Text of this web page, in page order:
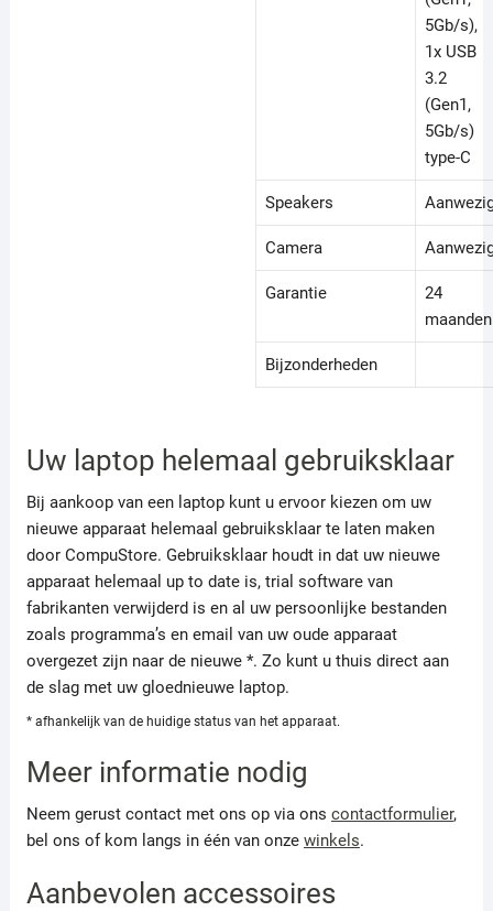
5Gb/s),
1x USB
3.2
(Gen1,
5Gb/s)
type-C
Speakers
Camera
Garantie
24
maanden
Bijzonderheden
Uw laptop helemaal gebruiksklaar
Bij aankoop van een laptop kunt u ervoor kiezen om uw
nieuwe apparaat helemaal gebruiksklaar te laten maken
door CompuStore. Gebruiksklaar houdt in dat uw nieuwe
apparaat helemaal up to date is, trial software van
fabrikanten verwijderd is en al uw persoonlijke bestanden
zoals programma’s en email van uw oude apparaat
overgezet zijn naar de nieuwe *. Zo kunt u thuis direct aan
de slag met uw gloednieuwe laptop.
* afhankelijk van de huidige status van het apparaat.
Meer informatie nodig
Neem gerust contact met ons op via ons contactformulier,
bel ons of kom langs in één van onze winkels.
Aanbevolen accessoires